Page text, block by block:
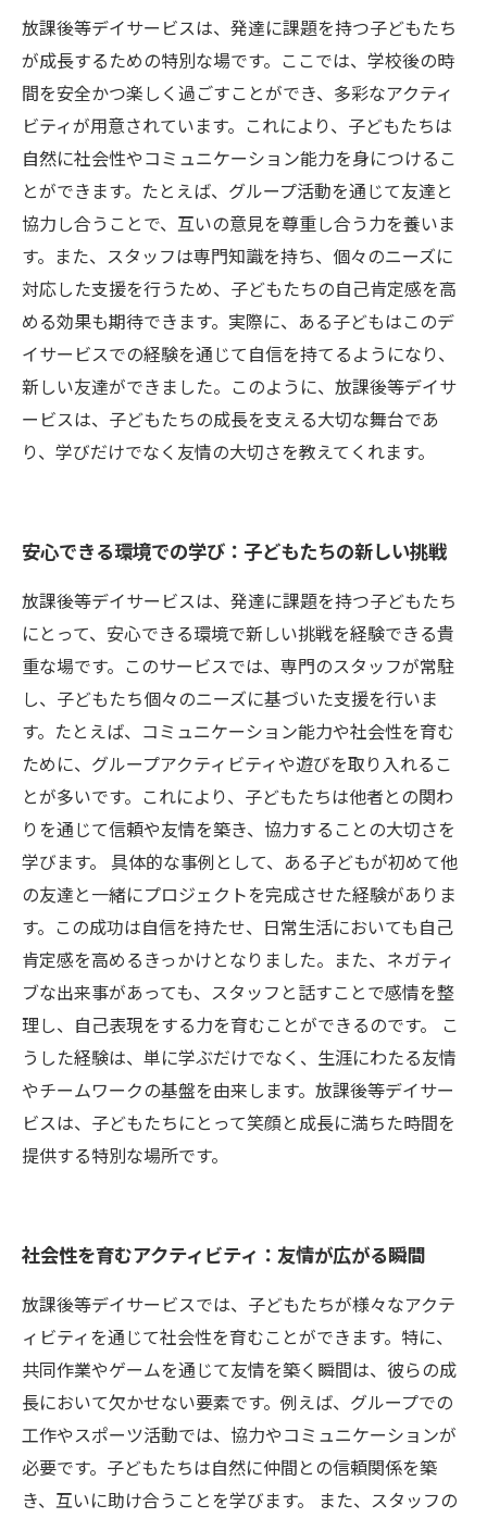
可能性
放課後等デイサービスの魅力：絆の力と共に成
長をサポート
未来へつなぐ成長の道：放課後等デイサービス
の価値とは？
放課後等デイサービスは、発達に課題を持つ子どもたち
が成長するための特別な場です。ここでは、学校後の時
間を安全かつ楽しく過ごすことができ、多彩なアクティ
ビティが用意されています。これにより、子どもたちは
自然に社会性やコミュニケーション能力を身につけるこ
とができます。たとえば、グループ活動を通じて友達と
協力し合うことで、互いの意見を尊重し合う力を養いま
す。また、スタッフは専門知識を持ち、個々のニーズに
対応した支援を行うため、子どもたちの自己肯定感を高
める効果も期待できます。実際に、ある子どもはこのデ
イサービスでの経験を通じて自信を持てるようになり、
新しい友達ができました。このように、放課後等デイサ
ービスは、子どもたちの成長を支える大切な舞台であ
り、学びだけでなく友情の大切さを教えてくれます。
安心できる環境での学び：子どもたちの新しい挑戦
放課後等デイサービスは、発達に課題を持つ子どもたち
にとって、安心できる環境で新しい挑戦を経験できる貴
重な場です。このサービスでは、専門のスタッフが常駐
し、子どもたち個々のニーズに基づいた支援を行いま
す。たとえば、コミュニケーション能力や社会性を育む
ために、グループアクティビティや遊びを取り入れるこ
とが多いです。これにより、子どもたちは他者との関わ
りを通じて信頼や友情を築き、協力することの大切さを
学びます。 具体的な事例として、ある子どもが初めて他
の友達と一緒にプロジェクトを完成させた経験がありま
す。この成功は自信を持たせ、日常生活においても自己
肯定感を高めるきっかけとなりました。また、ネガティ
ブな出来事があっても、スタッフと話すことで感情を整
理し、自己表現をする力を育むことができるのです。 こ
うした経験は、単に学ぶだけでなく、生涯にわたる友情
やチームワークの基盤を由来します。放課後等デイサー
ビスは、子どもたちにとって笑顔と成長に満ちた時間を
提供する特別な場所です。
社会性を育むアクティビティ：友情が広がる瞬間
放課後等デイサービスでは、子どもたちが様々なアクテ
ィビティを通じて社会性を育むことができます。特に、
共同作業やゲームを通じて友情を築く瞬間は、彼らの成
長において欠かせない要素です。例えば、グループでの
工作やスポーツ活動では、協力やコミュニケーションが
必要です。子どもたちは自然に仲間との信頼関係を築
き、互いに助け合うことを学びます。 また、スタッフの